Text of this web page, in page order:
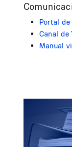
Portal
Canal de
Manual